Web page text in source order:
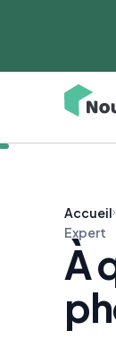
Accueil
Expert
À